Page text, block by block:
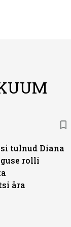
tulnud Diana
rolli
ära